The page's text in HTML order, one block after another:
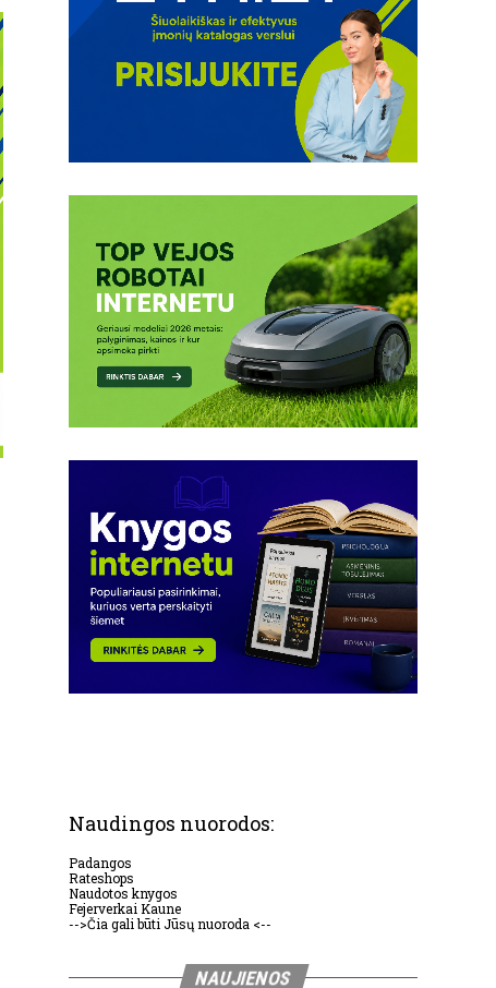
Naudingos nuorodos:
Padangos
Rateshops
Naudotos knygos
Fejerverkai Kaune
-->Čia gali būti Jūsų nuoroda <--
NAUJIENOS